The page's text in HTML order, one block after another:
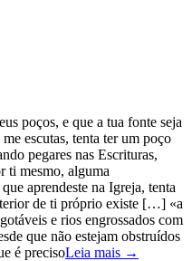
poços, e que a tua fonte seja
escutas, tenta ter um poço
pegares nas Escrituras,
ti mesmo, alguma
aprendeste na Igreja, tenta
de ti próprio existe […] «a
e rios engrossados com
que não estejam obstruídos
é precisoLeia mais →